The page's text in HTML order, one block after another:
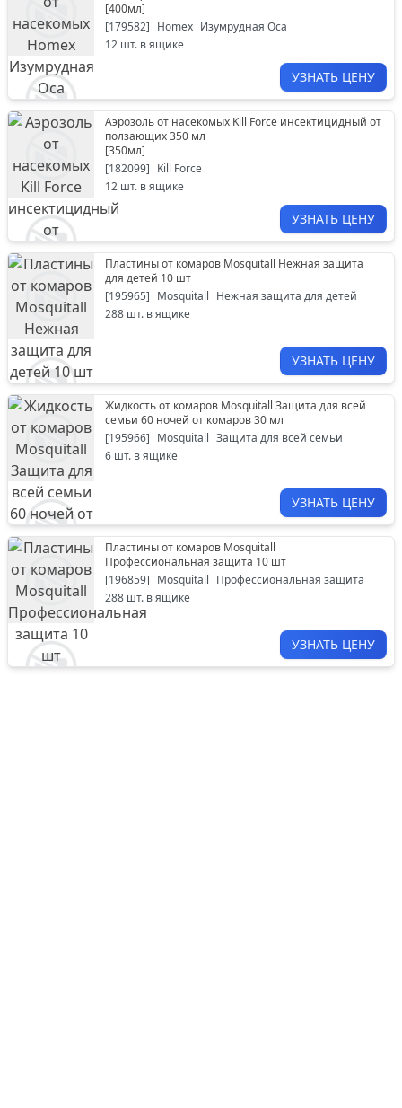
[400мл]
[179582] Homex Изумрудная Оса
12 шт. в ящике
УЗНАТЬ ЦЕНУ
Аэрозоль от насекомых Kill Force инсектицидный от
ползающих 350 мл
[350мл]
[182099] Kill Force
12 шт. в ящике
УЗНАТЬ ЦЕНУ
Пластины от комаров Mosquitall Нежная защита
для детей 10 шт
[195965] Mosquitall Нежная защита для детей
288 шт. в ящике
УЗНАТЬ ЦЕНУ
Жидкость от комаров Mosquitall Защита для всей
семьи 60 ночей от комаров 30 мл
[195966] Mosquitall Защита для всей семьи
6 шт. в ящике
УЗНАТЬ ЦЕНУ
Пластины от комаров Mosquitall
Профессиональная защита 10 шт
[196859] Mosquitall Профессиональная защита
288 шт. в ящике
УЗНАТЬ ЦЕНУ